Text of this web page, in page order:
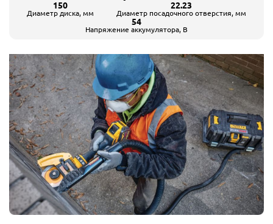
Диаметр диска, мм
150
Диаметр посадочного отверстия, мм
22.23
Напряжение аккумулятора, В
54